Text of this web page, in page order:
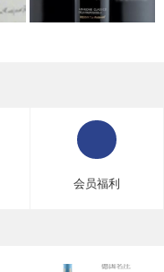
会员福利